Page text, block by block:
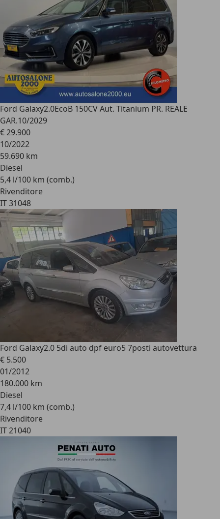
Ford Galaxy2.0EcoB 150CV Aut. Titanium PR. REALE
GAR.10/2029
€ 29.900
10/2022
59.690 km
Diesel
5,4 l/100 km (comb.)
Rivenditore
IT 31048
Ford Galaxy2.0 5di auto dpf euro5 7posti autovettura
€ 5.500
01/2012
180.000 km
Diesel
7,4 l/100 km (comb.)
Rivenditore
IT 21040